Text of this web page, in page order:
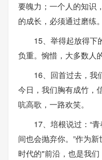
要魄力；一个人的知识
的成长，必须通过磨练。
15、举得起放得下
负重。惋惜，大多数人
16、回首过去，我
今日，我们胸有成竹，
吭高歌，一路欢笑。
17、培根说过：“
间也会抛弃你。”作为
时代的"前沿，也是我们